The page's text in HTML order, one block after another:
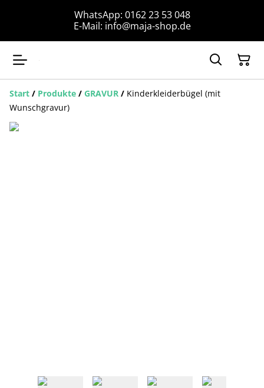
WhatsApp: 0162 23 53 048
E-Mail: info@maja-shop.de
Start / Produkte / GRAVUR / Kinderkleiderbügel (mit
Wunschgravur)